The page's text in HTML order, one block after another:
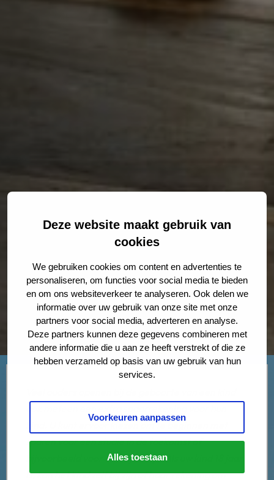
Deze website maakt gebruik van
cookies
We gebruiken cookies om content en advertenties te
personaliseren, om functies voor social media te bieden
en om ons websiteverkeer te analyseren. Ook delen we
informatie over uw gebruik van onze site met onze
partners voor social media, adverteren en analyse.
Deze partners kunnen deze gegevens combineren met
andere informatie die u aan ze heeft verstrekt of die ze
hebben verzameld op basis van uw gebruik van hun
services.
Voorkeuren aanpassen
Alles toestaan
kind. U kunt ervoor kiezen om te beginnen met
sparen voor een studie in de toekomst of
bijvoorbeeld voor een rijbewijs. Als uw kind 18 jaar
is, kan het kind zelf bij zijn of haar rekening om